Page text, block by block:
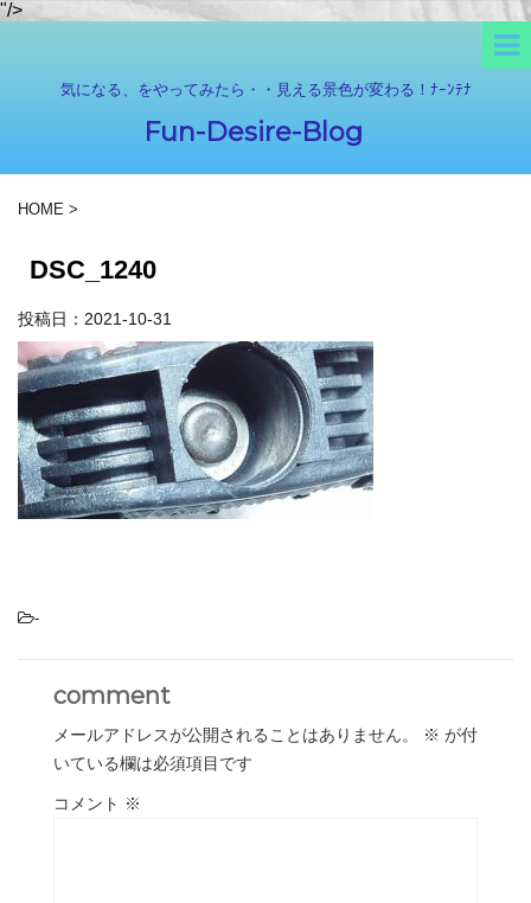
"/>
気になる、をやってみたら・・見える景色が変わる！ﾅｰﾝﾃﾅ
Fun-Desire-Blog
HOME >
DSC_1240
投稿日： 2021-10-31
-
comment
メールアドレスが公開されることはありません。 ※ が付
いている欄は必須項目です
コメント ※